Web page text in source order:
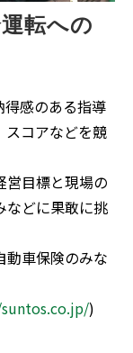
転への
得感のある指導
スコアなどを競
営目標と現場の
などに果敢に挑
動車保険のみな
)